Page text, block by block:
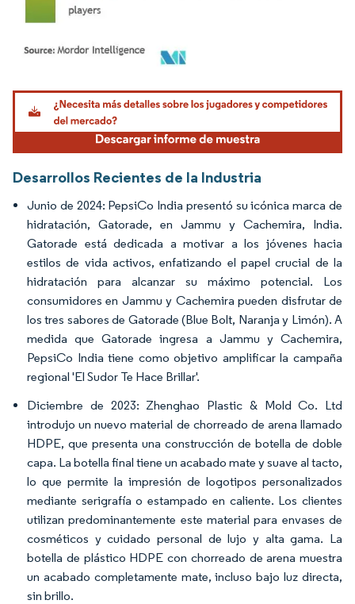
Imagen © Mordor Intelligence. El uso requiere atribución según CC BY 4.0.
Desarrollos Recientes de la Industria
Junio de 2024: PepsiCo India presentó su icónica marca de
hidratación, Gatorade, en Jammu y Cachemira, India.
Gatorade está dedicada a motivar a los jóvenes hacia
estilos de vida activos, enfatizando el papel crucial de la
hidratación para alcanzar su máximo potencial. Los
consumidores en Jammu y Cachemira pueden disfrutar de
los tres sabores de Gatorade (Blue Bolt, Naranja y Limón). A
medida que Gatorade ingresa a Jammu y Cachemira,
PepsiCo India tiene como objetivo amplificar la campaña
regional 'El Sudor Te Hace Brillar'.
Diciembre de 2023: Zhenghao Plastic & Mold Co. Ltd
introdujo un nuevo material de chorreado de arena llamado
HDPE, que presenta una construcción de botella de doble
capa. La botella final tiene un acabado mate y suave al tacto,
lo que permite la impresión de logotipos personalizados
mediante serigrafía o estampado en caliente. Los clientes
utilizan predominantemente este material para envases de
cosméticos y cuidado personal de lujo y alta gama. La
botella de plástico HDPE con chorreado de arena muestra
un acabado completamente mate, incluso bajo luz directa,
sin brillo.